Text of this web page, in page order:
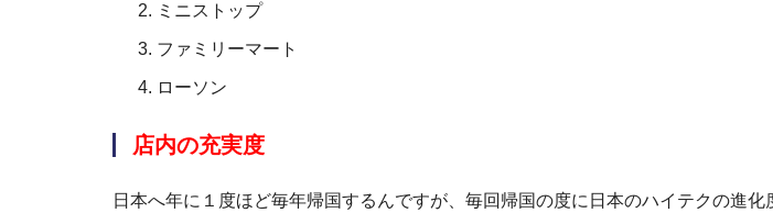
ミニストップ
ファミリーマート
ローソン
店内の充実度
日本へ年に１度ほど毎年帰国するんですが、毎回帰国の度に日本のハイテクの進